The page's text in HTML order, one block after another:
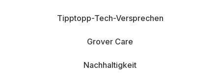
Tipptopp-Tech-Versprechen
Grover Care
Nachhaltigkeit